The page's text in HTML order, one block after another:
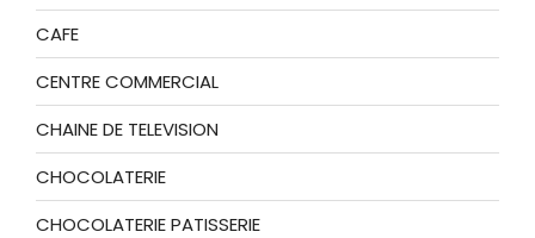
CAFE
CENTRE COMMERCIAL
CHAINE DE TELEVISION
CHOCOLATERIE
CHOCOLATERIE PATISSERIE